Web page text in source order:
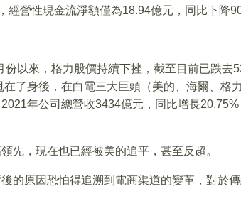
營性現金流淨額僅為18.94億元，同比下降
以來，格力股價持續下挫，截至目前已跌去
了身後，在白電三大巨頭（美的、海爾、格
年公司總營收3434億元，同比增長
先，現在也已經被美的追平，甚至反超。
的原因恐怕得追溯到電商渠道的變革，對於